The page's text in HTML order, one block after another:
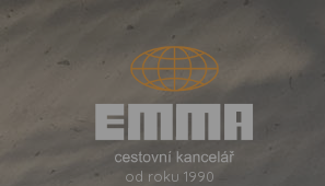
od roku 1990